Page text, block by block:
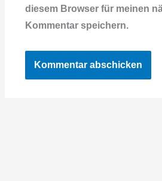
diesem Browser für meinen
Kommentar speichern.